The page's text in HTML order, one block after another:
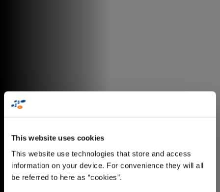
This website uses cookies
This website use technologies that store and access
information on your device. For convenience they will all
be referred to here as “cookies”.